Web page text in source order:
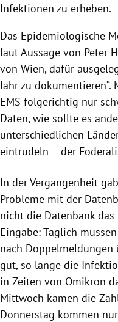
Infektionen zu erheben.
Das Epidemiologische
laut Aussage von Peter
von Wien, dafür
Jahr zu
EMS folgerichtig nur
Daten, wie sollte es
unterschiedlichen
eintrudeln – der
In der Vergangenheit
Probleme mit der
nicht die Datenbank
Eingabe: Täglich
nach
gut, so lange die
in Zeiten von Omikron
Mittwoch kamen die
Donnerstag kommen